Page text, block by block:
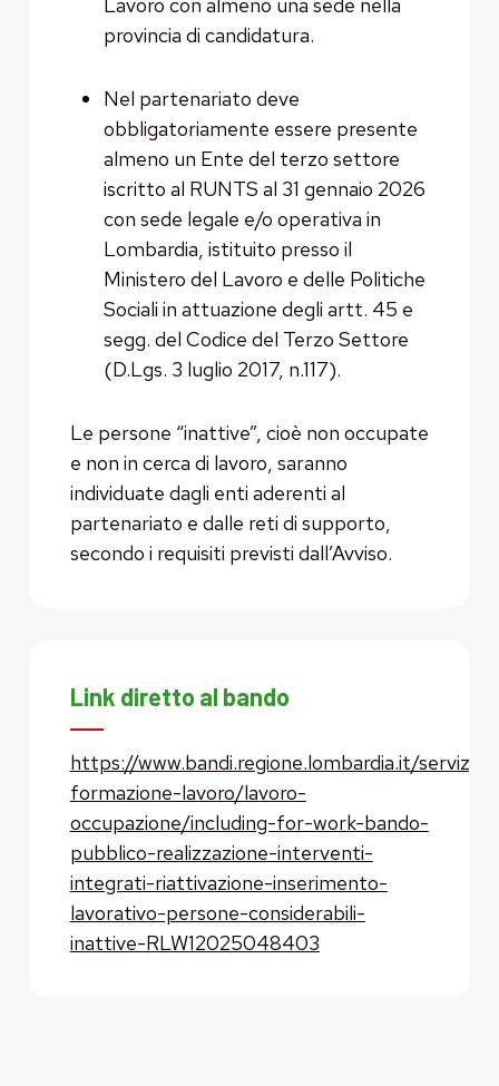
provincia di candidatura.
Nel partenariato deve
obbligatoriamente essere presente
almeno un Ente del terzo settore
iscritto al RUNTS al 31 gennaio 2026
con sede legale e/o operativa in
Lombardia, istituito presso il
Ministero del Lavoro e delle Politiche
Sociali in attuazione degli artt. 45 e
segg. del Codice del Terzo Settore
(D.Lgs. 3 luglio 2017, n.117).
Le persone “inattive”, cioè non occupate
e non in cerca di lavoro, saranno
individuate dagli enti aderenti al
partenariato e dalle reti di supporto,
secondo i requisiti previsti dall’Avviso.
Link diretto al bando
https://www.bandi.regione.lombardia.it/
formazione-lavoro/lavoro-
occupazione/including-for-work-bando-
pubblico-realizzazione-interventi-
integrati-riattivazione-inserimento-
lavorativo-persone-considerabili-
inattive-RLW12025048403